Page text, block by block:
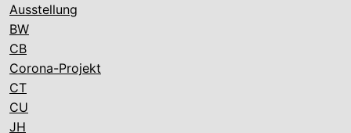
Ausstellung
BW
CB
Corona-Projekt
CT
CU
JH